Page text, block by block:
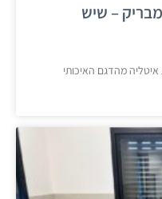
מבריק – שיש
מהדגם האיכותי